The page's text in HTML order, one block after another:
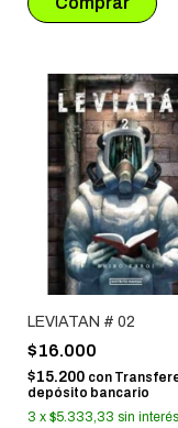
LEVIATAN # 02
$16.000
$15.200 con
depósito bancario
3 x $5.333,33 sin interés